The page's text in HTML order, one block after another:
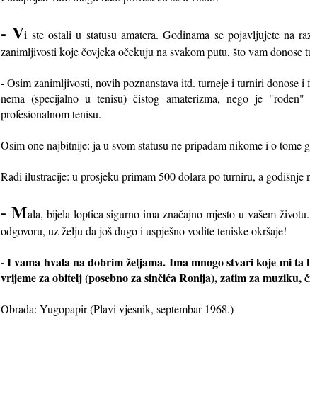
- Vi ste ostali u statusu amatera. Godinama se pojavljujete na
zanimljivosti koje čovjeka očekuju na svakom putu, što vam donose
- Osim zanimljivosti, novih poznanstava itd. turneje i turniri donose
nema (specijalno u tenisu) čistog amaterizma, nego je
profesionalnom tenisu.
Osim one najbitnije: ja u svom statusu ne pripadam nikome i o
Radi ilustracije: u prosjeku primam 500 dolara po turniru, a godišnje
- Mala, bijela loptica sigurno ima značajno mjesto u vašem
odgovoru, uz želju da još dugo i uspješno vodite teniske okršaje!
- I vama hvala na dobrim željama. Ima mnogo stvari koje mi
vrijeme za obitelj (posebno za sinčića Ronija), zatim za muziku,
Obrada: Yugopapir (Plavi vjesnik, septembar 1968.)